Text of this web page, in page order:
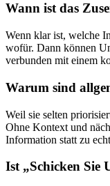
Wann ist das
Wenn klar ist, welche
wofür. Dann können
verbunden mit einem
Warum sind
Weil sie selten
Ohne Kontext und
Information statt zu
Ist „Schicken Sie